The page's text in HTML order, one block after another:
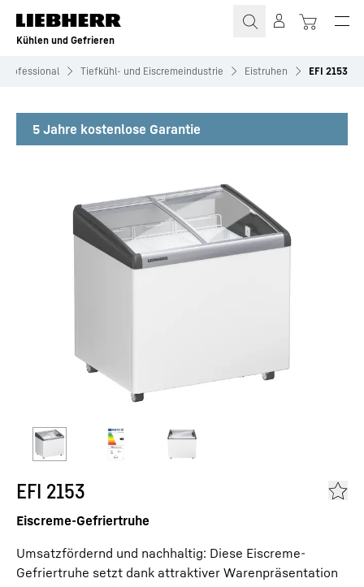
Zum Inhalt springen
Kühlen und Gefrieren
Professional Tiefkühl- und Eiscremeindustrie Eistruhen EFI 2153
5 Jahre kostenlose Garantie
EFI 2153
Eiscreme-Gefriertruhe
Umsatzfördernd und nachhaltig: Diese Eiscreme-
Gefriertruhe setzt dank attraktiver Warenpräsentation